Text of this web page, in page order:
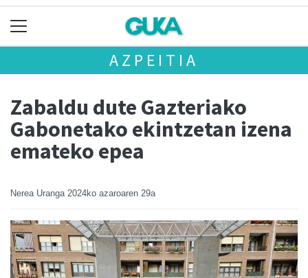
AZPEITIA
Zabaldu dute Gazteriako
Gabonetako ekintzetan izena
emateko epea
Nerea Uranga 2024ko azaroaren 29a